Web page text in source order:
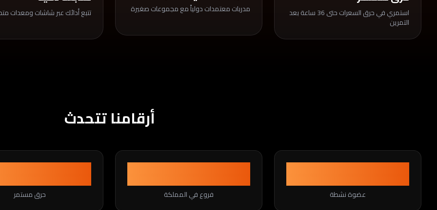
استمري في حرق السعرات حتى 36 ساعة بعد
التمرين
مدربات معتمدات دولياً مع مجموعات صغيرة تتبع أدائك عبر شاشات ومعدات
أرقامنا تتحدث
4500+
عضوة نشطة 7
فروع في المملكة 36h
حرق مستمر